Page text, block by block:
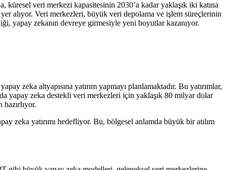
veri merkezi kapasitesinin 2030’a kadar yaklaşık iki katına
alıyor. Veri merkezleri, büyük veri depolama ve işlem süreçlerinin
yapay zekanın devreye girmesiyle yeni boyutlar kazanıyor.
altyapısına yatırım yapmayı planlamaktadır. Bu yatırımlar,
yapay zeka destekli veri merkezleri için yaklaşık 80 milyar dolar
zeka yatırımı hedefliyor. Bu, bölgesel anlamda büyük bir atılım